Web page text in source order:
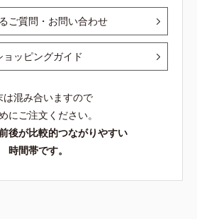
ご質問・お問い合わせ
ョッピングガイド
は混み合いますので
にご注文ください。
後が比較的つながりやすい
時間帯です。